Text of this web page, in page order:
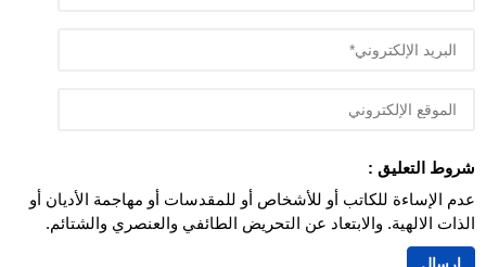
شروط التعليق :
عدم الإساءة للكاتب أو للأشخاص أو للمقدسات أو مهاجمة الأديان أو
الذات الالهية. والابتعاد عن التحريض الطائفي والعنصري والشتائم.